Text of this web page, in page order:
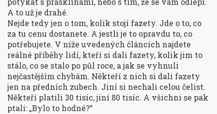
A to už je drahé.
Nejde tedy jen o tom, kolik stojí fazety. Jde o to, co
za tu cenu dostanete. A jestli je to opravdu to, co
potřebujete. V níže uvedených článcích najdete
reálné příběhy lidí, kteří si dali fazety, kolik jim to
stálo, co se stalo po půl roce, a jak se vyhnuli
nejčastějším chybám. Někteří z nich si dali fazety
jen na předních zubech. Jiní si nechali celou čelist.
Někteří platili 30 tisíc, jiní 80 tisíc. A všichni se pak
ptali: „Bylo to hodné?“